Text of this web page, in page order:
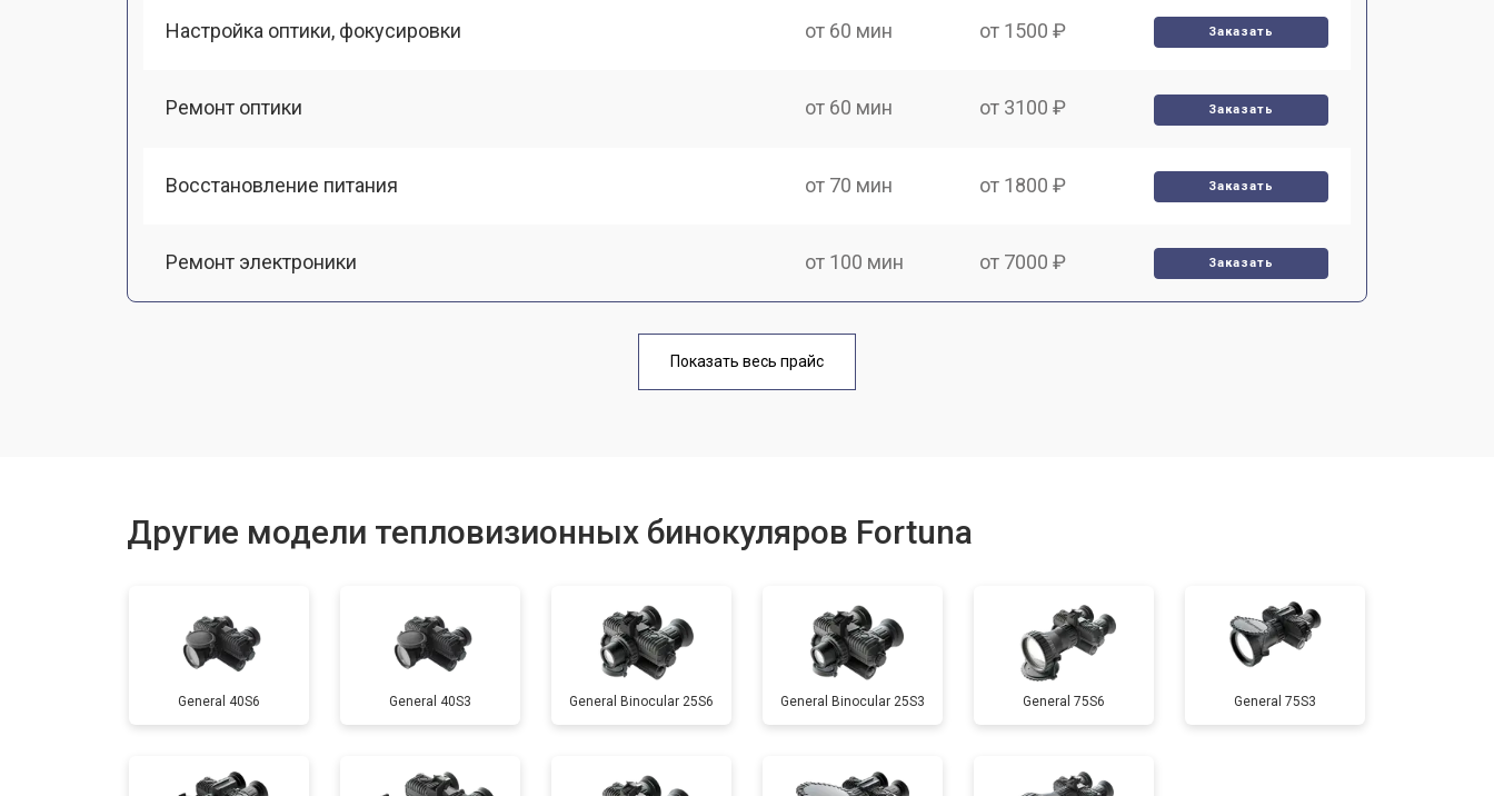
Настройка оптики, фокусировки от 60 мин от 1500 ₽ Заказать
Ремонт оптики от 60 мин от 3100 ₽ Заказать
Восстановление питания от 70 мин от 1800 ₽ Заказать
Ремонт электроники от 100 мин от 7000 ₽ Заказать
от 70 мин
Ремонт или замена детектора от 60 мин от 10000 ₽ Заказать
Показать весь прайс
Другие модели тепловизионных бинокуляров Fortuna
General 40S6 General 40S3 General Binocular 25S6 General Binocular 25S3 General 75S6 General 75S3